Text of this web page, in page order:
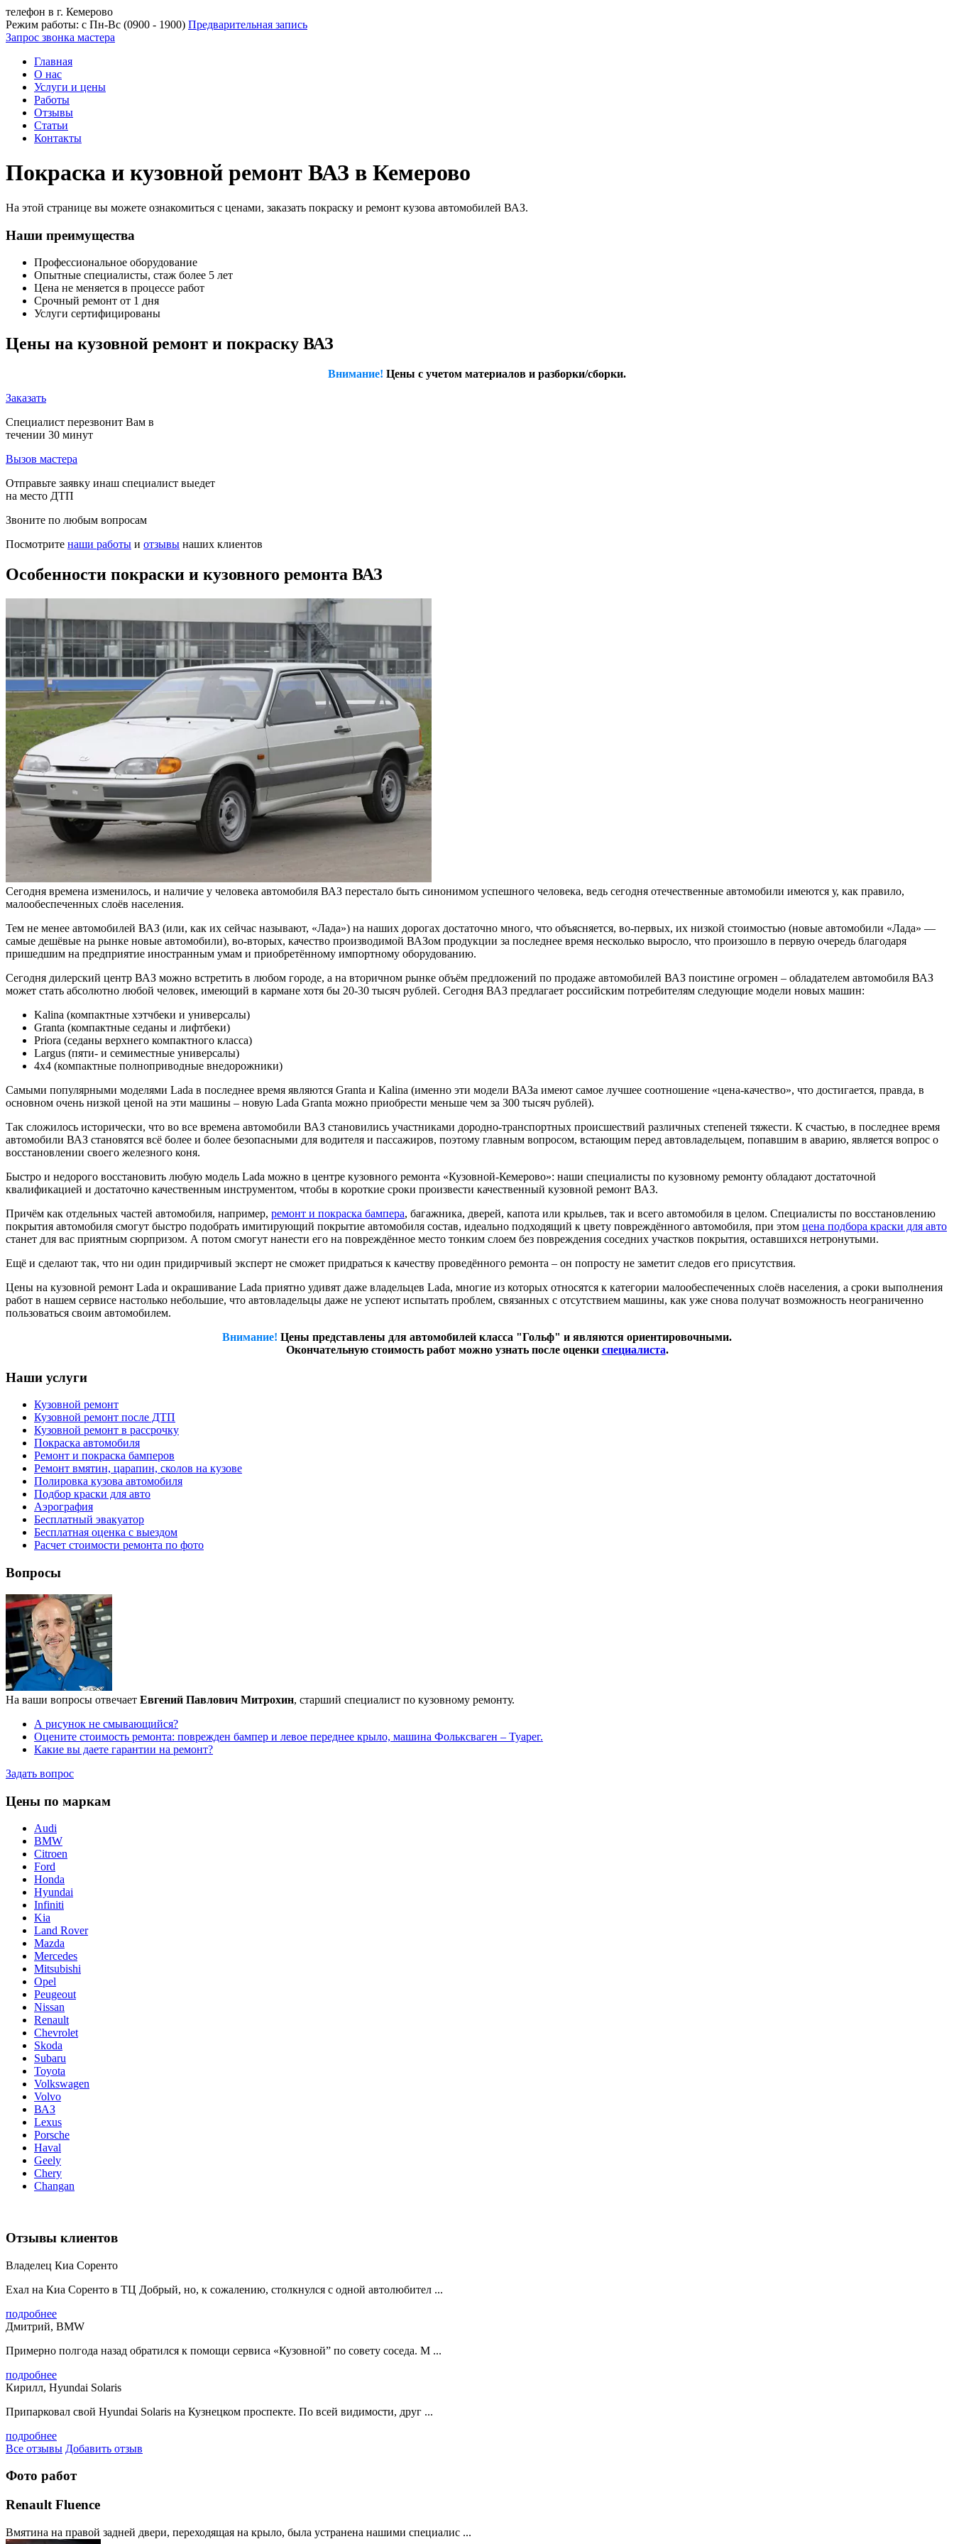
телефон в г. Кемерово
Режим работы: с Пн-Вс (0900 - 1900) Предварительная запись
Запрос звонка мастера
Главная
О нас
Услуги и цены
Работы
Отзывы
Статьи
Контакты
Покраска и кузовной ремонт ВАЗ в Кемерово
На этой странице вы можете ознакомиться с ценами, заказать покраску и ремонт кузова автомобилей ВАЗ.
Наши преимущества
Профессиональное оборудование
Опытные специалисты, стаж более 5 лет
Цена не меняется в процессе работ
Срочный ремонт от 1 дня
Услуги сертифицированы
Цены на кузовной ремонт и покраску ВАЗ
Внимание! Цены с учетом материалов и разборки/сборки.
Заказать
Специалист перезвонит Вам в
течении 30 минут
Вызов мастера
Отправьте заявку инаш специалист выедет
на место ДТП
Звоните по любым вопросам
Посмотрите наши работы и отзывы наших клиентов
Особенности покраски и кузовного ремонта ВАЗ
Сегодня времена изменилось, и наличие у человека автомобиля ВАЗ перестало быть синонимом успешного человека, ведь сегодня отечественные автомобили имеются у, как правило,
малообеспеченных слоёв населения.
Тем не менее автомобилей ВАЗ (или, как их сейчас называют, «Лада») на наших дорогах достаточно много, что объясняется, во-первых, их низкой стоимостью (новые автомобили «Лада» —
самые дешёвые на рынке новые автомобили), во-вторых, качество производимой ВАЗом продукции за последнее время несколько выросло, что произошло в первую очередь благодаря
пришедшим на предприятие иностранным умам и приобретённому импортному оборудованию.
Сегодня дилерский центр ВАЗ можно встретить в любом городе, а на вторичном рынке объём предложений по продаже автомобилей ВАЗ поистине огромен – обладателем автомобиля ВАЗ
может стать абсолютно любой человек, имеющий в кармане хотя бы 20-30 тысяч рублей. Сегодня ВАЗ предлагает российским потребителям следующие модели новых машин:
Kalina (компактные хэтчбеки и универсалы)
Granta (компактные седаны и лифтбеки)
Priora (седаны верхнего компактного класса)
Largus (пяти- и семиместные универсалы)
4х4 (компактные полноприводные внедорожники)
Самыми популярными моделями Lada в последнее время являются Granta и Kalina (именно эти модели ВАЗа имеют самое лучшее соотношение «цена-качество», что достигается, правда, в
основном очень низкой ценой на эти машины – новую Lada Granta можно приобрести меньше чем за 300 тысяч рублей).
Так сложилось исторически, что во все времена автомобили ВАЗ становились участниками дородно-транспортных происшествий различных степеней тяжести. К счастью, в последнее время
автомобили ВАЗ становятся всё более и более безопасными для водителя и пассажиров, поэтому главным вопросом, встающим перед автовладельцем, попавшим в аварию, является вопрос о
восстановлении своего железного коня.
Быстро и недорого восстановить любую модель Lada можно в центре кузовного ремонта «Кузовной-Кемерово»: наши специалисты по кузовному ремонту обладают достаточной
квалификацией и достаточно качественным инструментом, чтобы в короткие сроки произвести качественный кузовной ремонт ВАЗ.
Причём как отдельных частей автомобиля, например, ремонт и покраска бампера, багажника, дверей, капота или крыльев, так и всего автомобиля в целом. Специалисты по восстановлению
покрытия автомобиля смогут быстро подобрать имитирующий покрытие автомобиля состав, идеально подходящий к цвету повреждённого автомобиля, при этом цена подбора краски для авто
станет для вас приятным сюрпризом. А потом смогут нанести его на повреждённое место тонким слоем без повреждения соседних участков покрытия, оставшихся нетронутыми.
Ещё и сделают так, что ни один придирчивый эксперт не сможет придраться к качеству проведённого ремонта – он попросту не заметит следов его присутствия.
Цены на кузовной ремонт Lada и окрашивание Lada приятно удивят даже владельцев Lada, многие из которых относятся к категории малообеспеченных слоёв населения, а сроки выполнения
работ в нашем сервисе настолько небольшие, что автовладельцы даже не успеют испытать проблем, связанных с отсутствием машины, как уже снова получат возможность неограниченно
пользоваться своим автомобилем.
Внимание! Цены представлены для автомобилей класса "Гольф" и являются ориентировочными.
Окончательную стоимость работ можно узнать после оценки специалиста.
Наши услуги
Кузовной ремонт
Кузовной ремонт после ДТП
Кузовной ремонт в рассрочку
Покраска автомобиля
Ремонт и покраска бамперов
Ремонт вмятин, царапин, сколов на кузове
Полировка кузова автомобиля
Подбор краски для авто
Аэрография
Бесплатный эвакуатор
Бесплатная оценка с выездом
Расчет стоимости ремонта по фото
Вопросы
На ваши вопросы отвечает Евгений Павлович Митрохин, старший специалист по кузовному ремонту.
А рисунок не смывающийся?
Оцените стоимость ремонта: поврежден бампер и левое переднее крыло, машина Фольксваген – Туарег.
Какие вы даете гарантии на ремонт?
Задать вопрос
Цены по маркам
Audi
BMW
Citroen
Ford
Honda
Hyundai
Infiniti
Kia
Land Rover
Mazda
Mercedes
Mitsubishi
Opel
Peugeout
Nissan
Renault
Chevrolet
Skoda
Subaru
Toyota
Volkswagen
Volvo
ВАЗ
Lexus
Porsche
Haval
Geely
Chery
Changan
Отзывы клиентов
Владелец Киа Соренто
Ехал на Киа Соренто в ТЦ Добрый, но, к сожалению, столкнулся с одной автолюбител ...
подробнее
Дмитрий, BMW
Примерно полгода назад обратился к помощи сервиса «Кузовной” по совету соседа. М ...
подробнее
Кирилл, Hyundai Solaris
Припарковал свой Hyundai Solaris на Кузнецком проспекте. По всей видимости, друг ...
подробнее
Все отзывы Добавить отзыв
Фото работ
Renault Fluence
Вмятина на правой задней двери, переходящая на крыло, была устранена нашими специалис ...